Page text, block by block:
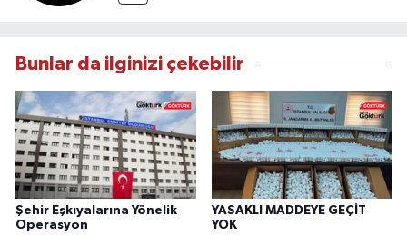
Bunlar da ilginizi çekebilir
Şehir Eşkıyalarına Yönelik
Operasyon
YASAKLI MADDEYE GEÇİT
YOK